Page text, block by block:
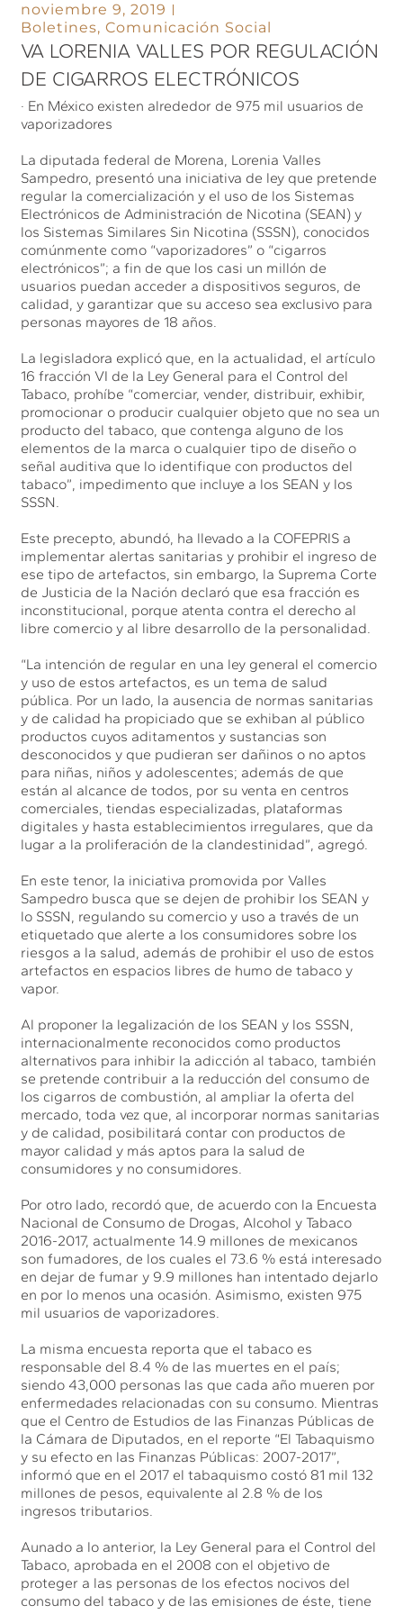
noviembre 9, 2019
Boletines,Comunicación Social
VA LORENIA VALLES POR REGULACIÓN
DE CIGARROS ELECTRÓNICOS
· En México existen alrededor de 975 mil usuarios de
vaporizadores
La diputada federal de Morena, Lorenia Valles
Sampedro, presentó una iniciativa de ley que pretende
regular la comercialización y el uso de los Sistemas
Electrónicos de Administración de Nicotina (SEAN) y
los Sistemas Similares Sin Nicotina (SSSN), conocidos
comúnmente como “vaporizadores” o “cigarros
electrónicos”; a fin de que los casi un millón de
usuarios puedan acceder a dispositivos seguros, de
calidad, y garantizar que su acceso sea exclusivo para
personas mayores de 18 años.
La legisladora explicó que, en la actualidad, el artículo
16 fracción VI de la Ley General para el Control del
Tabaco, prohíbe “comerciar, vender, distribuir, exhibir,
promocionar o producir cualquier objeto que no sea un
producto del tabaco, que contenga alguno de los
elementos de la marca o cualquier tipo de diseño o
señal auditiva que lo identifique con productos del
tabaco”, impedimento que incluye a los SEAN y los
SSSN.
Este precepto, abundó, ha llevado a la COFEPRIS a
implementar alertas sanitarias y prohibir el ingreso de
ese tipo de artefactos, sin embargo, la Suprema Corte
de Justicia de la Nación declaró que esa fracción es
inconstitucional, porque atenta contra el derecho al
libre comercio y al libre desarrollo de la personalidad.
“La intención de regular en una ley general el comercio
y uso de estos artefactos, es un tema de salud
pública. Por un lado, la ausencia de normas sanitarias
y de calidad ha propiciado que se exhiban al público
productos cuyos aditamentos y sustancias son
desconocidos y que pudieran ser dañinos o no aptos
para niñas, niños y adolescentes; además de que
están al alcance de todos, por su venta en centros
comerciales, tiendas especializadas, plataformas
digitales y hasta establecimientos irregulares, que da
lugar a la proliferación de la clandestinidad”, agregó.
En este tenor, la iniciativa promovida por Valles
Sampedro busca que se dejen de prohibir los SEAN y
lo SSSN, regulando su comercio y uso a través de un
etiquetado que alerte a los consumidores sobre los
riesgos a la salud, además de prohibir el uso de estos
artefactos en espacios libres de humo de tabaco y
vapor.
Al proponer la legalización de los SEAN y los SSSN,
internacionalmente reconocidos como productos
alternativos para inhibir la adicción al tabaco, también
se pretende contribuir a la reducción del consumo de
los cigarros de combustión, al ampliar la oferta del
mercado, toda vez que, al incorporar normas sanitarias
y de calidad, posibilitará contar con productos de
mayor calidad y más aptos para la salud de
consumidores y no consumidores.
Por otro lado, recordó que, de acuerdo con la Encuesta
Nacional de Consumo de Drogas, Alcohol y Tabaco
2016-2017, actualmente 14.9 millones de mexicanos
son fumadores, de los cuales el 73.6 % está interesado
en dejar de fumar y 9.9 millones han intentado dejarlo
en por lo menos una ocasión. Asimismo, existen 975
mil usuarios de vaporizadores.
La misma encuesta reporta que el tabaco es
responsable del 8.4 % de las muertes en el país;
siendo 43,000 personas las que cada año mueren por
enfermedades relacionadas con su consumo. Mientras
que el Centro de Estudios de las Finanzas Públicas de
la Cámara de Diputados, en el reporte “El Tabaquismo
y su efecto en las Finanzas Públicas: 2007-2017”,
informó que en el 2017 el tabaquismo costó 81 mil 132
millones de pesos, equivalente al 2.8 % de los
ingresos tributarios.
Aunado a lo anterior, la Ley General para el Control del
Tabaco, aprobada en el 2008 con el objetivo de
proteger a las personas de los efectos nocivos del
consumo del tabaco y de las emisiones de éste, tiene